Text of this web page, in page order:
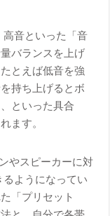
高音といった「音
バランスを上げ
とえば低音を強
持ち上げるとボ
といった具合
ます。
やスピーカーに対
るようになってい
「プリセット